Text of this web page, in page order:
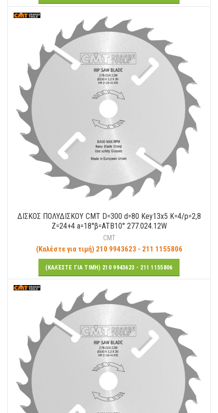
ΔΙΣΚΟΣ ΠΟΛΥΔΙΣΚΟΥ CMT D=300 d=80 Key13x5 K=4/p=2,8
Ζ=24+4 a=18°β=ATB10° 277.024.12W
CMT
(Καλέστε για τιμή) 210 9943623 - 211 1155806
(ΚΑΛΈΣΤΕ ΓΙΑ ΤΙΜΉ) 210 9943623 - 211 1155806